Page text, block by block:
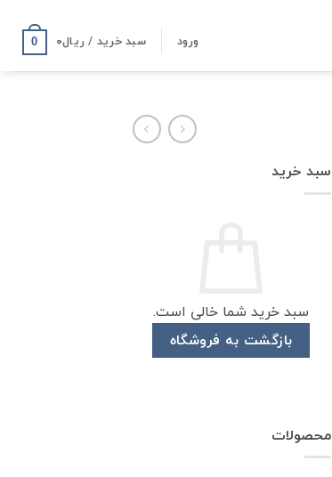
ورود سبد خرید / ریال۰ 0
سبد خرید
سبد خرید شما خالی است.
بازگشت به فروشگاه
محصولات